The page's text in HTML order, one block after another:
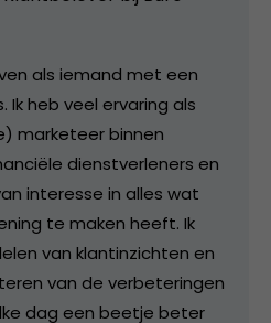
als iemand met een
Ik heb veel ervaring als
marketeer binnen
dienstverleners en
interesse in alles wat
te maken heeft. Ik
van klantinzichten en
van de verbeteringen
dag een beetje beter